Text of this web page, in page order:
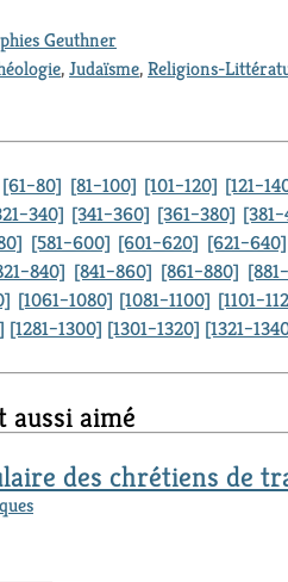
Geuthner
,Judaïsme,Religions-
[61–80] [81–100] [101–120]
[341–360] [361–380]
[581–600] [601–620] [621–640]
[841–860] [861–880]
[1061–1080] [1081–1100]
[1281–1300] [1301–1320]
aussi aimé
des chrétiens de